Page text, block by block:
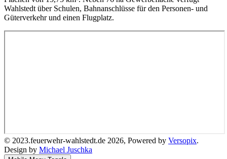
Wahlstedt über Schulen, Bahnanschlüsse für den Personen- und
Güterverkehr und einen Flugplatz.
© 2023.feuerwehr-wahlstedt.de 2026, Powered by Versopix.
Design by Michael Juschka